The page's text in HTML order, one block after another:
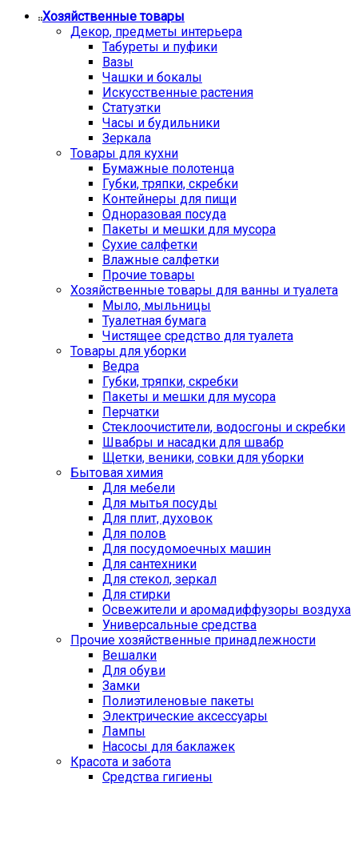
Хозяйственные товары
Декор, предметы интерьера
Табуреты и пуфики
Вазы
Чашки и бокалы
Искусственные растения
Статуэтки
Часы и будильники
Зеркала
Товары для кухни
Бумажные полотенца
Губки, тряпки, скребки
Контейнеры для пищи
Одноразовая посуда
Пакеты и мешки для мусора
Сухие салфетки
Влажные салфетки
Прочие товары
Хозяйственные товары для ванны и туалета
Мыло, мыльницы
Туалетная бумага
Чистящее средство для туалета
Товары для уборки
Ведра
Губки, тряпки, скребки
Пакеты и мешки для мусора
Перчатки
Стеклоочистители, водосгоны и скребки
Швабры и насадки для швабр
Щетки, веники, совки для уборки
Бытовая химия
Для мебели
Для мытья посуды
Для плит, духовок
Для полов
Для посудомоечных машин
Для сантехники
Для стекол, зеркал
Для стирки
Освежители и аромадиффузоры воздуха
Универсальные средства
Прочие хозяйственные принадлежности
Вешалки
Для обуви
Замки
Полиэтиленовые пакеты
Электрические аксессуары
Лампы
Насосы для баклажек
Красота и забота
Средства гигиены